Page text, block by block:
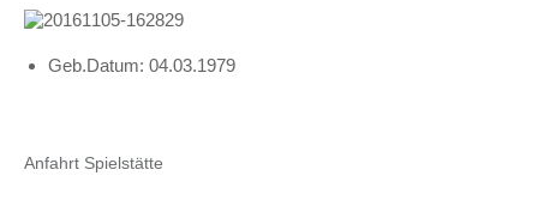
Geb.Datum: 04.03.1979
Anfahrt Spielstätte